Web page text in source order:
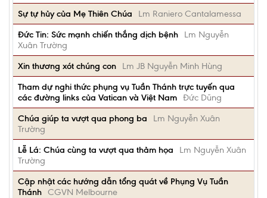
Sự tự hủy của Mẹ Thiên Chúa
Lm Raniero Cantalamessa
Đức Tin: Sức mạnh chiến thắng dịch bệnh
Lm Nguyễn
Xuân Trường
Xin thương xót chúng con
Lm JB Nguyễn Minh Hùng
Tham dự nghi thức phụng vụ Tuần Thánh trực tuyến qua
các đường links của Vatican và Việt Nam Đức Dũng
Chúa giúp ta vượt qua phong ba
Lm Nguyễn Xuân
Trường
Lễ Lá: Chúa cùng ta vượt qua thảm họa
Lm Nguyễn Xuân
Trường
Cập nhật các hướng dẫn tổng quát về Phụng Vụ Tuần
Thánh CGVN Melbourne